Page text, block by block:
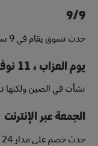
9/9
حدث تسوق يقام في 9 سبتمبر. تكتسب شعبية في فيتنام.
يوم العزاب ،11 نوفمبر
نشأت في الصين ولكنها
الجمعة عبر الإنترنت
حدث خصم على مدار 24 ساعة في ديسمبر.